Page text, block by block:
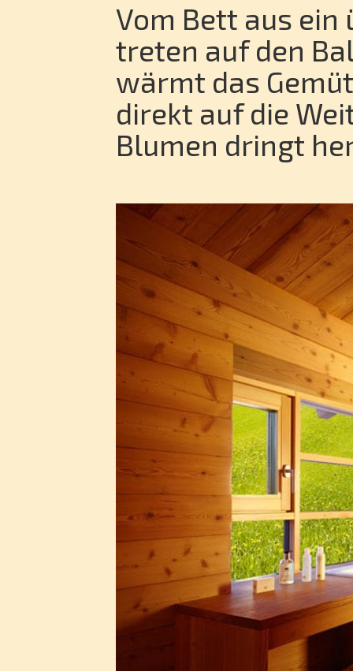
Vom Bett aus ein
treten auf den
wärmt das
direkt auf die
Blumen dringt